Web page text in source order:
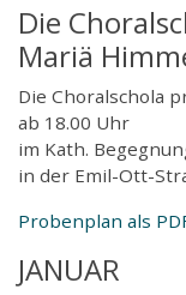
Die
Mariä
Die Choralschola
ab 18.00 Uhr
im Kath.
in der Emil-Ott-
Probenplan als
JANUAR